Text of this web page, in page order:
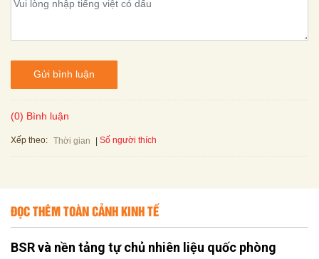
Gửi bình luận
(0) Bình luận
Xếp theo: Thời gian Số người thích
ĐỌC THÊM TOÀN CẢNH KINH TẾ
BSR và nền tảng tự chủ nhiên liệu quốc phòng